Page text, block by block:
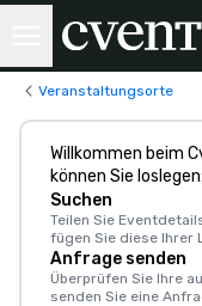
Veranstaltungsorte
Willkommen beim
können Sie loslegen:
Suchen
Teilen Sie
fügen Sie diese Ihrer
Anfrage senden
Überprüfen Sie Ihre
senden Sie eine